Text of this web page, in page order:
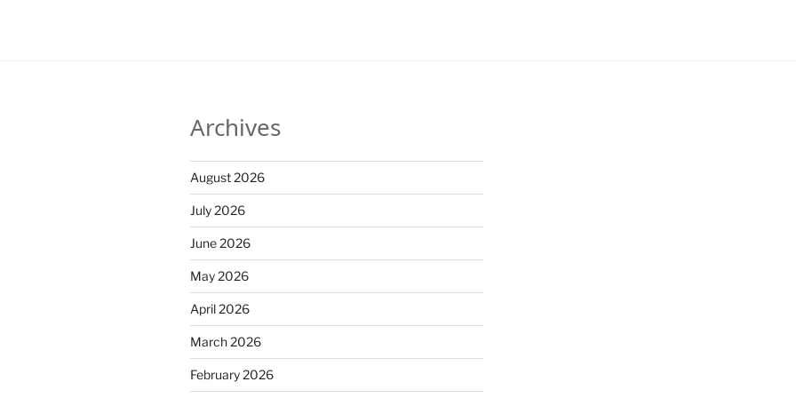
Archives
August 2026
July 2026
June 2026
May 2026
April 2026
March 2026
February 2026